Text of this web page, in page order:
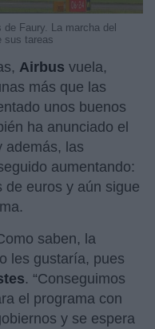
Faury. La marcha del
sus tareas
Airbus vuela,
más que las
unos buenos
ha anunciado el
además, las
aumentando:
de euros y aún sigue
saben, la
les gustaría, pues
. “Conseguimos
el programa con
y se espera